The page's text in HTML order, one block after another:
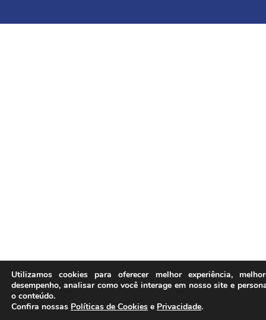
Utilizamos cookies para oferecer melhor experiência,
desempenho, analisar como você interage em nosso site e
o conteúdo.
Confira nossas Políticas de Cookies e Privacidade.